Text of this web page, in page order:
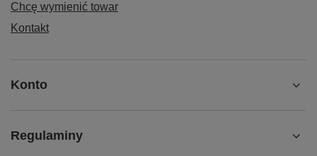
Chcę wymienić towar
Kontakt
Konto
Regulaminy